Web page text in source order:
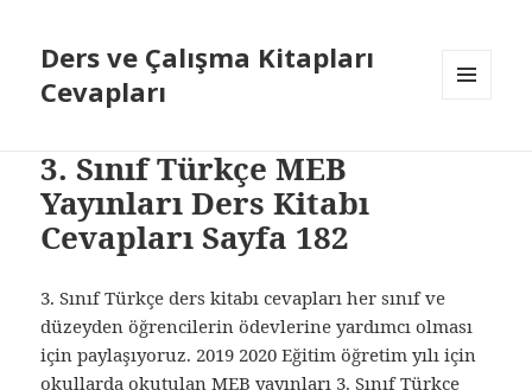
Ders ve Çalışma Kitapları
Cevapları
3. Sınıf Türkçe MEB
Yayınları Ders Kitabı
Cevapları Sayfa 182
3. Sınıf Türkçe ders kitabı cevapları her sınıf ve
düzeyden öğrencilerin ödevlerine yardımcı olması
için paylaşıyoruz. 2019 2020 Eğitim öğretim yılı için
okullarda okutulan MEB yayınları 3. Sınıf Türkçe